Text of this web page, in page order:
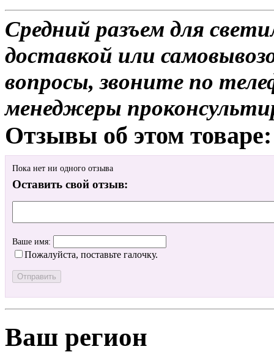
Средний разъем для
доставкой или
вопросы, звоните по
менеджеры
Отзывы об этом товаре:
Пока нет ни одного отзыва
Оставить свой отзыв:
Ваше имя:
Пожалуйста, поставьте галочку.
Ваш регион